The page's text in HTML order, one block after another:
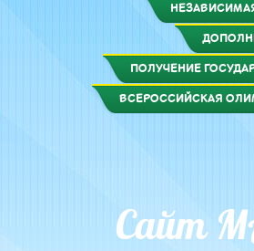
ПОЛУЧЕНИЕ
ВСЕРОССИЙСКАЯ
Сайт